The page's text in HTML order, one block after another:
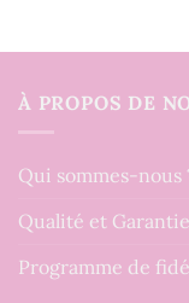
À PROPOS DE
Qui sommes-nous
Qualité et Garantie
Programme de